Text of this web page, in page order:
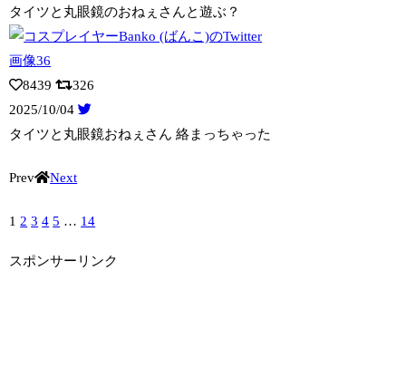
タイツと丸眼鏡のおねぇさんと遊ぶ？
8439
326
2025/10/04
タイツと丸眼鏡おねぇさん 絡まっちゃった
Prev Next
1 2 3 4 5 … 14
スポンサーリンク